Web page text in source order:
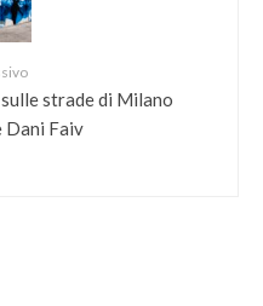
strade di Milano
Dani Faiv